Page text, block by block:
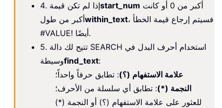
4. إذا لم تكن قيمةstart_num
أكبر من طولwithin_text، فسيتم إرجاع قيمة الخطأ
#VALUE! أيضًا.
5. تتيح لك دالة SEARCH استخدام أحرف البدل في
وسيطةfind_text:
علامة الاستفهام (؟): تطابق حرفاً واحداً؛
النجمة (*): تطابق أي سلسلة من الأحرف؛
للعثور على علامة الاستفهام (؟) أو النجمة (*)